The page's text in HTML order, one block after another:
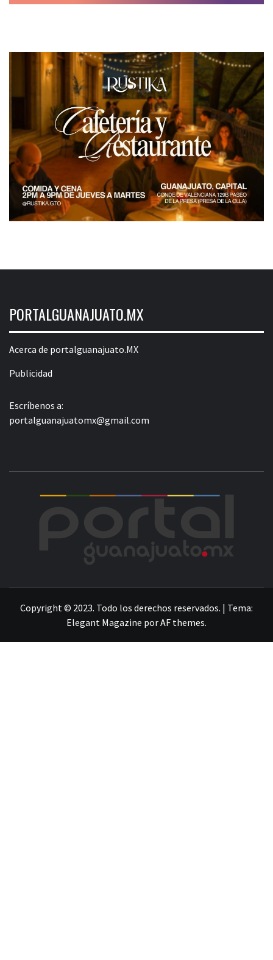
PORTALGUANAJUATO.MX
Acerca de portalguanajuato.MX
Publicidad
Escríbenos a:
portalguanajuatomx@gmail.com
Copyright © 2023. Todo los derechos reservados. | Tema:
Elegant Magazine porAF themes.